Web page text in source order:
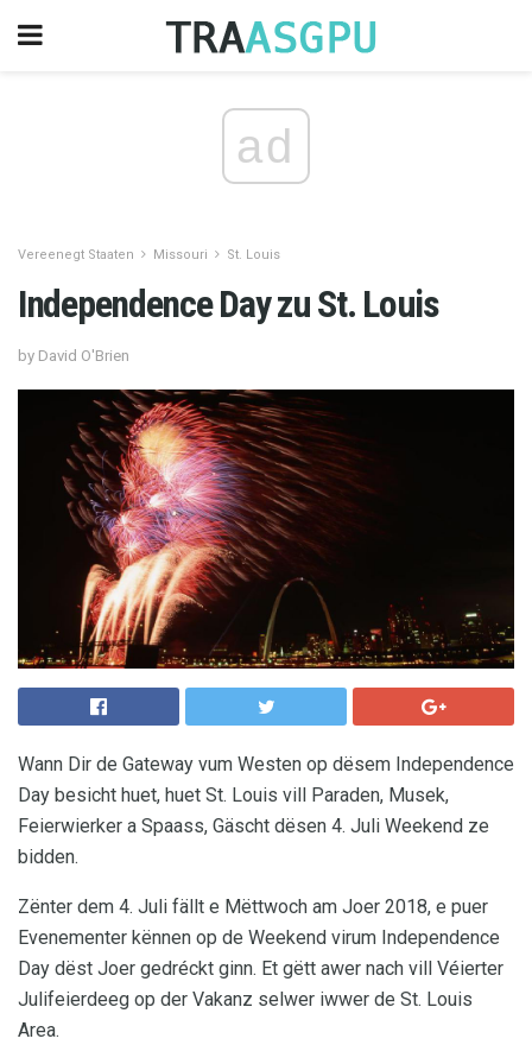
ad
Vereenegt Staaten Missouri St. Louis
Independence Day zu St. Louis
by David O'Brien
Wann Dir de Gateway vum Westen op dësem Independence
Day besicht huet, huet St. Louis vill Paraden, Musek,
Feierwierker a Spaass, Gäscht dësen 4. Juli Weekend ze
bidden.
Zënter dem 4. Juli fällt e Mëttwoch am Joer 2018, e puer
Evenementer kënnen op de Weekend virum Independence
Day dëst Joer gedréckt ginn. Et gëtt awer nach vill Véierter
Julifeierdeeg op der Vakanz selwer iwwer de St. Louis
Area.